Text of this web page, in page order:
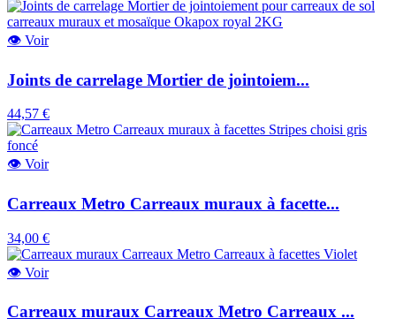
👁 Voir
Joints de carrelage Mortier de jointoiem...
44,57 €
👁 Voir
Carreaux Metro Carreaux muraux à facette...
34,00 €
👁 Voir
Carreaux muraux Carreaux Metro Carreaux ...